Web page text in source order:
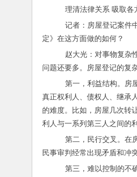
理清法律关系 吸取各
记者：房屋登记案件
定》在这方面做的如何？
赵大光：对事物复杂
问题还要多。房屋登记的复
第一，利益结构。房
真正权利人、债权人、继承
的难度。比如，房屋几次转
利人与一系列第三人之间的
第二，民行交叉。在
民事审判经常出现矛盾和冲
第三，难以控制的不